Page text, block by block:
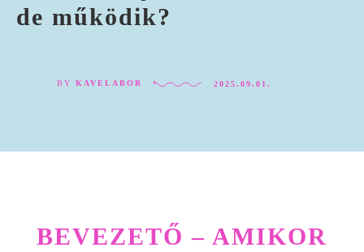
de működik?
BY KAVELABOR 2025.09.01.
BEVEZETŐ – AMIKOR